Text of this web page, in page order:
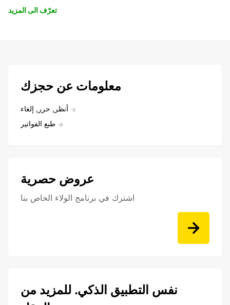
تعرّف الى المزيد
معلومات عن حجزك
أنظر, حرر, إلغاء
طبع الفواتير
عروض حصرية
اشترك في برنامج الولاء الخاص بنا
نفس التطبيق الذكي. للمزيد من